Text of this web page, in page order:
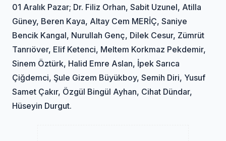
01 Aralık Pazar; Dr. Filiz Orhan, Sabit Uzunel, Atilla
Güney, Beren Kaya, Altay Cem MERİÇ, Saniye
Bencik Kangal, Nurullah Genç, Dilek Cesur, Zümrüt
Tanrıöver, Elif Ketenci, Meltem Korkmaz Pekdemir,
Sinem Öztürk, Halid Emre Aslan, İpek Sarıca
Çiğdemci, Şule Gizem Büyükboy, Semih Diri, Yusuf
Samet Çakır, Özgül Bingül Ayhan, Cihat Dündar,
Hüseyin Durgut.